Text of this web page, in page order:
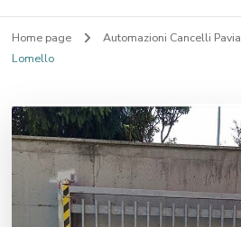
Home page Automazioni Cancelli Pavia
Lomello